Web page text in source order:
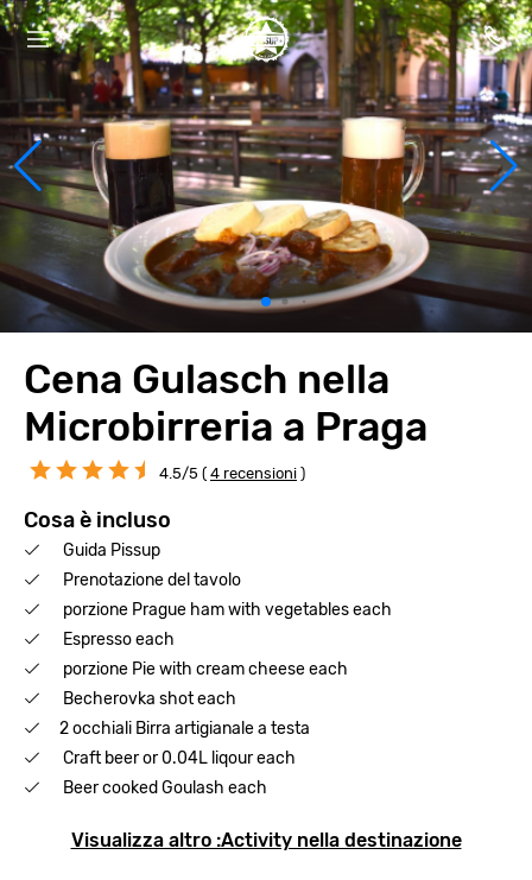
Cena Gulasch nella
Microbirreria a Praga
4.5/5 ( 4 recensioni )
Cosa è incluso
Guida Pissup
Prenotazione del tavolo
porzione Prague ham with vegetables each
Espresso each
porzione Pie with cream cheese each
Becherovka shot each
2 occhiali Birra artigianale a testa
Craft beer or 0.04L liqour each
Beer cooked Goulash each
Visualizza altro :Activity nella destinazione